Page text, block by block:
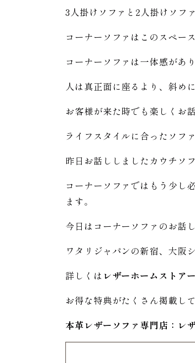
3人掛けソファと2人掛けソフ
コーナーソファはこのスペー
コーナーソファは一体感があり
人は真正面に座るより、斜め
お客様が来た時でも楽しくお
ライフスタイルに合ったソフ
昨日お話ししましたカウチソ
コーナーソファではもう少し
ます。
今日はコーナーソファのお話し
ワタリジャパンの新宿、大阪
詳しくは レザーホームストア
お得な特典がたくさん掲載して
本革レザーソファ専門店：レ